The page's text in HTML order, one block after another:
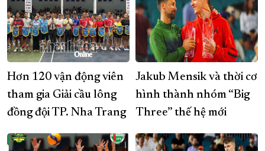
Hơn 120 vận động viên
tham gia Giải cầu lông
đồng đội TP. Nha Trang
Jakub Mensik và thời cơ
hình thành nhóm “Big
Three” thế hệ mới